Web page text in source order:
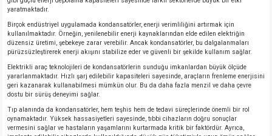
yaratmaktadır.
Birçok endüstriyel uygulamada kondansatörler, enerji verimliliğini artırmak için
kullanılmaktadır. Örneğin, yenilenebilir enerji kaynaklarından elde edilen elektriğin
düzensiz üretimi, şebekeye zarar verebilir. Ancak kondansatörler, bu dalgalanmaları
pürüzsüzleştirerek enerji akışını stabilize eder ve güvenli bir şekilde kullanım sağlar.
Elektrikli araç teknolojileri de kondansatörlerin sunduğu imkanlardan büyük ölçüde
yararlanmaktadır. Hızlı şarj edilebilir kapasiteleri sayesinde, araçların frenleme enerjisini
geri kazanarak kullanabilmesi mümkün olur. Bu da daha fazla menzil ve daha çevre
dostu bir sürüş deneyimi sağlar.
Tıp alanında da kondansatörler, hem teşhis hem de tedavi süreçlerinde önemli bir rol
oynamaktadır. Yüksek hassasiyetleri sayesinde, tıbbi cihazların doğru sonuçlar
vermesini sağlar ve hastaların yaşamlarını kurtarmada kritik bir faktördür. Ayrıca,